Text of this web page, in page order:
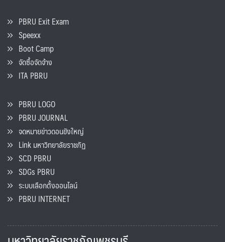
PBRU Exit Exam
Speexx
Boot Camp
จัดซื้อจัดจ้าง
ITA PBRU
PBRU LOGO
PBRU JOURNAL
จดหมายข่าวดอนขังใหญ่
Link มหาวิทยาลัยราชภัฏ
SCD PBRU
SDGs PBRU
ระบบเลือกตั้งออนไลน์
PBRU INTERNET